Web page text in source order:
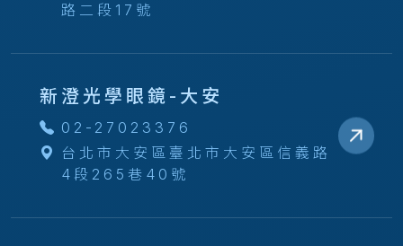
路二段17號
新澄光學眼鏡-大安
02-27023376
台北市大安區臺北市大安區信義路
4段265巷40號